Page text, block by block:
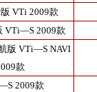
VTi 2009款
VTi—S 2009款
版 VTi—S NAVI
款
2009款